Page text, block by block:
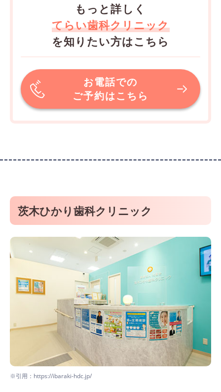
もっと詳しく
てらい歯科クリニック
を知りたい方はこちら
お電話での
ご予約はこちら
茨木ひかり歯科クリニック
※引用：https://ibaraki-hdc.jp/